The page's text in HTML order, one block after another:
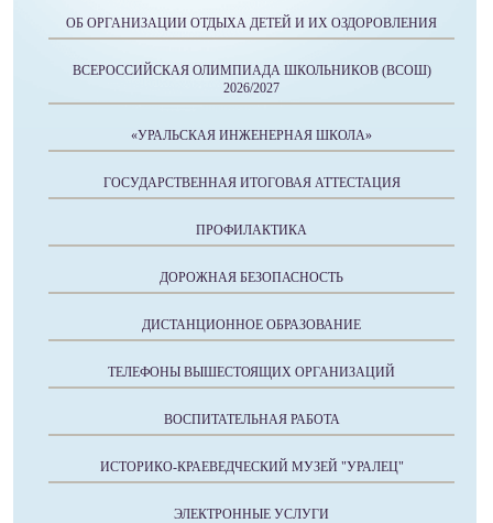
ОБ ОРГАНИЗАЦИИ ОТДЫХА ДЕТЕЙ И ИХ ОЗДОРОВЛЕНИЯ
ВСЕРОССИЙСКАЯ ОЛИМПИАДА ШКОЛЬНИКОВ (ВСОШ)
2026/2027
«УРАЛЬСКАЯ ИНЖЕНЕРНАЯ ШКОЛА»
ГОСУДАРСТВЕННАЯ ИТОГОВАЯ АТТЕСТАЦИЯ
ПРОФИЛАКТИКА
ДОРОЖНАЯ БЕЗОПАСНОСТЬ
ДИСТАНЦИОННОЕ ОБРАЗОВАНИЕ
ТЕЛЕФОНЫ ВЫШЕСТОЯЩИХ ОРГАНИЗАЦИЙ
ВОСПИТАТЕЛЬНАЯ РАБОТА
ИСТОРИКО-КРАЕВЕДЧЕСКИЙ МУЗЕЙ "УРАЛЕЦ"
ЭЛЕКТРОННЫЕ УСЛУГИ